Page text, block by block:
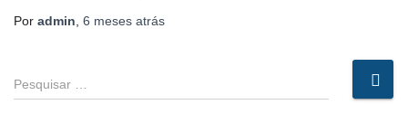
Por admin 6 meses atrás
P
e